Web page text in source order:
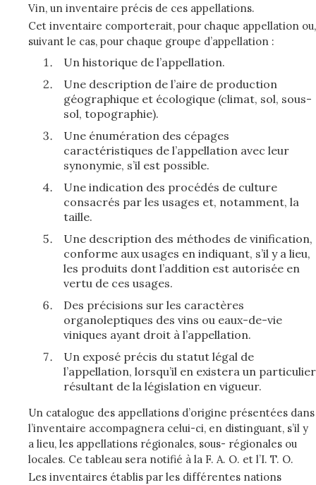
Vin, un inventaire précis de ces appellations.
Cet inventaire comporterait, pour chaque appellation ou,
suivant le cas, pour chaque groupe d’appellation :
Un historique de l’appellation.
Une description de l’aire de production
géographique et écologique (climat, sol, sous-
sol, topographie).
Une énumération des cépages
caractéristiques de l’appellation avec leur
synonymie, s’il est possible.
Une indication des procédés de culture
consacrés par les usages et, notamment, la
taille.
Une description des méthodes de vinification,
conforme aux usages en indiquant, s’il y a lieu,
les produits dont l’addition est autorisée en
vertu de ces usages.
Des précisions sur les caractères
organoleptiques des vins ou eaux-de-vie
viniques ayant droit à l’appellation.
Un exposé précis du statut légal de
l’appellation, lorsqu’il en existera un particulier
résultant de la législation en vigueur.
Un catalogue des appellations d’origine présentées dans
l’inventaire accompagnera celui-ci, en distinguant, s’il y
a lieu, les appellations régionales, sous- régionales ou
locales. Ce tableau sera notifié à la F. A. O. et l’I. T. O.
Les inventaires établis par les différentes nations